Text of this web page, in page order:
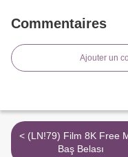
Commentaires
Ajouter un
< (LN!79) Film 8K Free Mp4
Baş Belası